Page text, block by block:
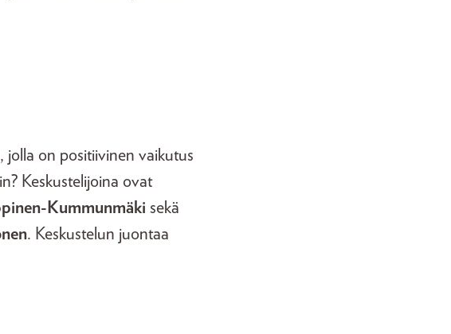
jolla on positiivinen vaikutus
Keskustelijoina ovat
Kummunmäki sekä
. Keskustelun juontaa